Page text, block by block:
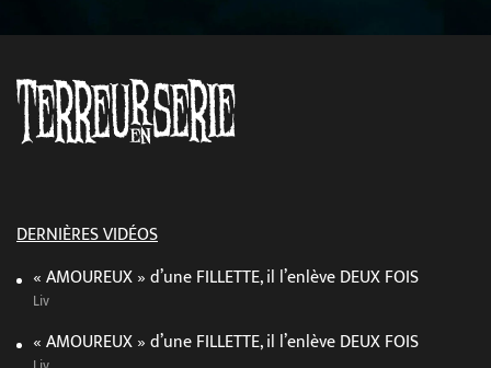
DERNIÈRES VIDÉOS
« AMOUREUX » d’une FILLETTE, il l’enlève DEUX FOIS
Liv
« AMOUREUX » d’une FILLETTE, il l’enlève DEUX FOIS